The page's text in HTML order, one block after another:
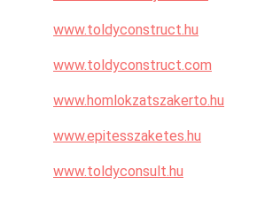
www.toldyconstruct.hu
www.toldyconstruct.com
www.homlokzatszakerto.hu
www.epitesszaketes.hu
www.toldyconsult.hu